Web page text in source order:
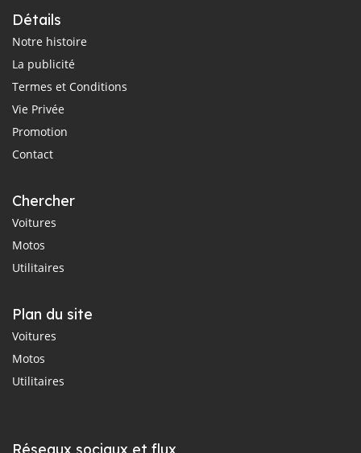
Détails
Notre histoire
La publicité
Termes et Conditions
Vie Privée
Promotion
Contact
Chercher
Voitures
Motos
Utilitaires
Plan du site
Voitures
Motos
Utilitaires
Réseaux sociaux et flux